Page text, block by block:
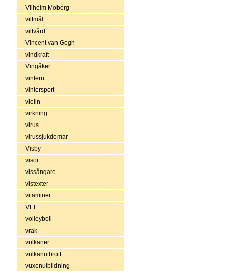
Vilhelm Moberg
viltmål
viltvård
Vincent van Gogh
vindkraft
Vingåker
vintern
vintersport
violin
virkning
virus
virussjukdomar
Visby
visor
vissångare
vistexter
vitaminer
VLT
volleyboll
vrak
vulkaner
vulkanutbrott
vuxenutbildning